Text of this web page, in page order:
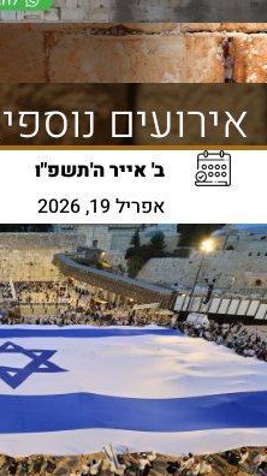
אירועים
ב' אייר ה'תשפ"ו
אפריל 19, 2026